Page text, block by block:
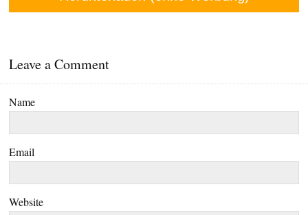
Leave a Comment
Name
Email
Website